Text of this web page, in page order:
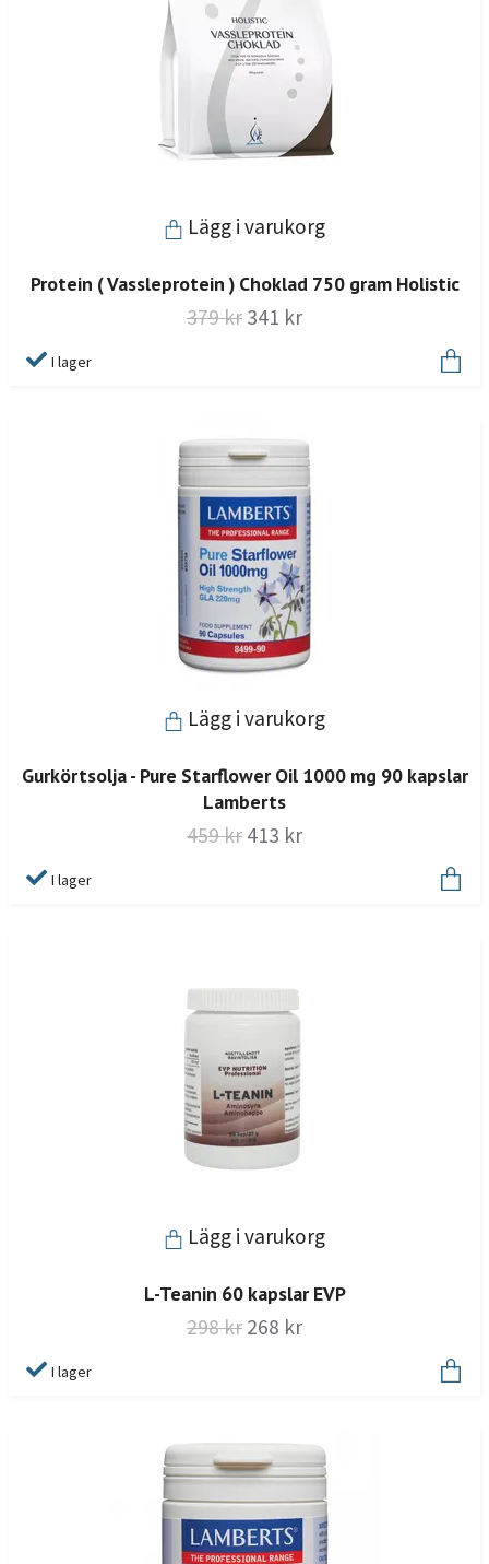
Lägg i varukorg
Protein ( Vassleprotein ) Choklad 750 gram Holistic
379 kr 341 kr
I lager
Lägg i varukorg
Gurkörtsolja - Pure Starflower Oil 1000 mg 90 kapslar
Lamberts
459 kr 413 kr
I lager
Lägg i varukorg
L-Teanin 60 kapslar EVP
298 kr 268 kr
I lager